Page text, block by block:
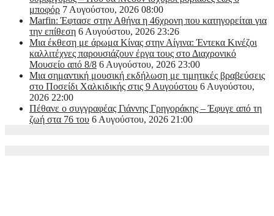
μποφόρ 7 Αυγούστου, 2026 08:00
Marfin: Έφτασε στην Αθήνα η 46χρονη που κατηγορείται για
την επίθεση 6 Αυγούστου, 2026 23:26
Μια έκθεση με άρωμα Κίνας στην Αίγινα: Έντεκα Κινέζοι
καλλιτέχνες παρουσιάζουν έργα τους στο Διαχρονικό
Μουσείο από 8/8 6 Αυγούστου, 2026 23:00
Μια σημαντική μουσική εκδήλωση με τιμητικές βραβεύσεις
στο Ποσείδι Χαλκιδικής στις 9 Αυγούστου 6 Αυγούστου,
2026 22:00
Πέθανε ο συγγραφέας Γιάννης Γρηγοράκης – Έφυγε από τη
ζωή στα 76 του 6 Αυγούστου, 2026 21:00